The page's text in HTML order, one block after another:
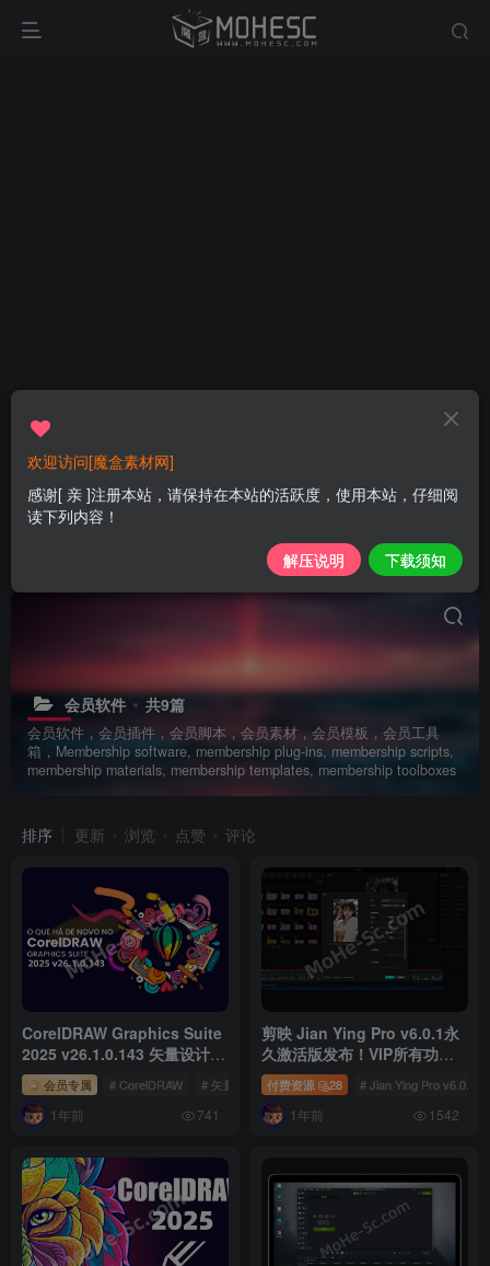
会员软件 共9篇
会员软件，会员插件，会员脚本，会员素材，会员模板，会员工具
箱，Membership software, membership plug-ins, membership scripts,
membership materials, membership templates, membership toolboxes
排序 更新 浏览 点赞 评论
CorelDRAW Graphics Suite
2025 v26.1.0.143 矢量设计软
件 企业版
会员专属 # CorelDRAW # 矢量设计软件 # CorelDRAW Graphics Suite
1年前 741
剪映 Jian Ying Pro v6.0.1永
久激活版发布！VIP所有功能
免费用！含VIP模版，VIP数字
人，字幕识别等功能！
付费资源 28 # Jian Ying Pro v6.0.1
1年前 1542
欢迎访问[魔盒素材网]
感谢[ 亲 ]注册本站，请保持在本站的活跃度，使用本站，仔细阅
读下列内容！
解压说明 下载须知